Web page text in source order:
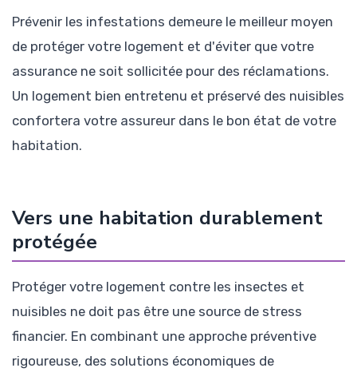
Prévenir les infestations demeure le meilleur moyen
de protéger votre logement et d'éviter que votre
assurance ne soit sollicitée pour des réclamations.
Un logement bien entretenu et préservé des nuisibles
confortera votre assureur dans le bon état de votre
habitation.
Vers une habitation durablement
protégée
Protéger votre logement contre les insectes et
nuisibles ne doit pas être une source de stress
financier. En combinant une approche préventive
rigoureuse, des solutions économiques de